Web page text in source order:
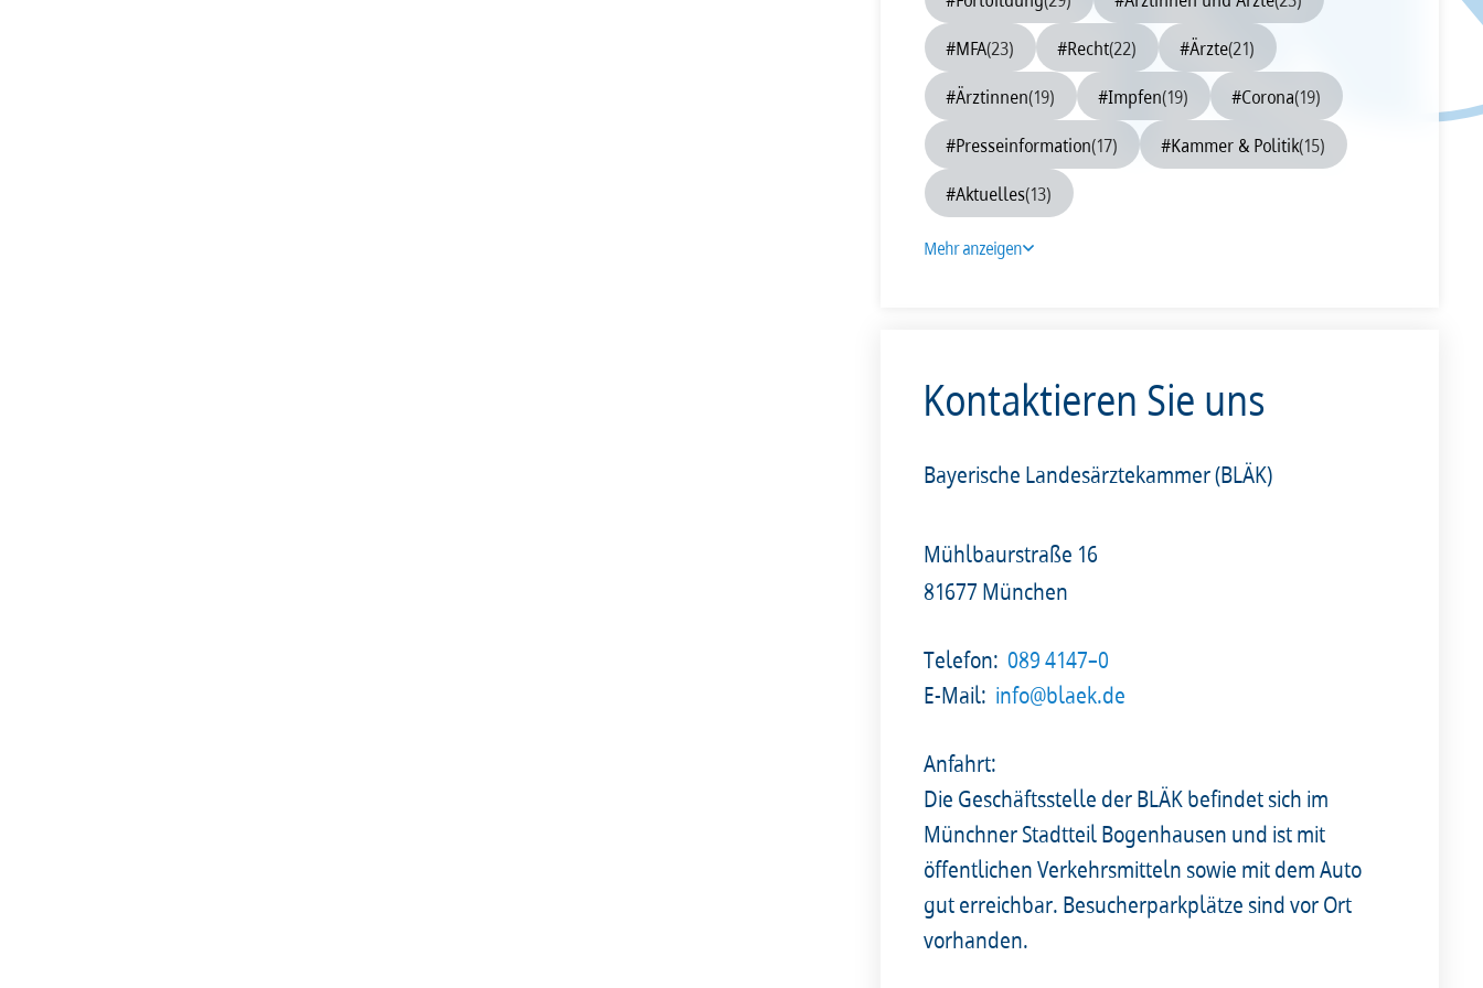
2009 2008
#MFA(23) #Recht(22) #Ärzte(21)
#Ärztinnen(19) #Impfen(19) #Corona(19)
#Presseinformation(17) #Kammer & Politik(15)
#Aktuelles(13)
Mehr anzeigen
Kontaktieren Sie uns
Bayerische Landesärztekammer (BLÄK)
Mühlbaurstraße 16
81677 München
Telefon: 089 4147–0
E-Mail: info@blaek.de
Anfahrt:
Die Geschäftsstelle der BLÄK befindet sich im
Münchner Stadtteil Bogenhausen und ist mit
öffentlichen Verkehrsmitteln sowie mit dem Auto
gut erreichbar. Besucherparkplätze sind vor Ort
vorhanden.